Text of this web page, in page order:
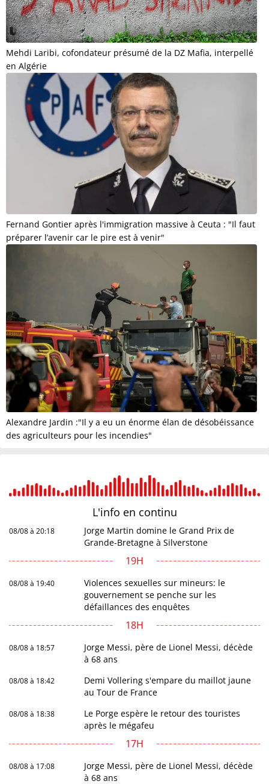
Mehdi Laribi, cofondateur présumé de la DZ Mafia, interpellé
en Algérie
Fernand Gontier après l'immigration massive à Ceuta : "Il faut
préparer l’avenir car le pire est à venir"
Alexandre Jardin :"Il y a eu un énorme élan de désobéissance
des agriculteurs pour les incendies"
L'info en continu
08/08 à 20:18
Jorge Martin domine le Grand Prix de
Grande-Bretagne à Silverstone
19H
08/08 à 19:40
Violences sexuelles sur mineurs: le
gouvernement se penche sur les
défaillances des enquêtes
18H
08/08 à 18:57
Jorge Messi, père de Lionel Messi, décède
à 68 ans
08/08 à 18:42
Demi Vollering s'empare du maillot jaune
au Tour de France
08/08 à 18:38
Le Porge espère le retour des touristes
après le mégafeu
17H
08/08 à 17:08
Jorge Messi, père de Lionel Messi, décède
à 68 ans